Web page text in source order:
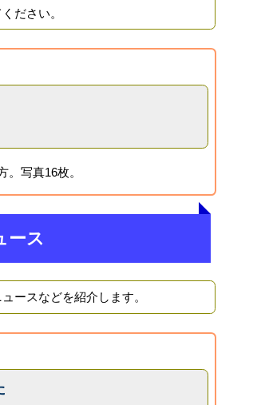
ださい。
写真16枚。
ース
ースなどを紹介します。